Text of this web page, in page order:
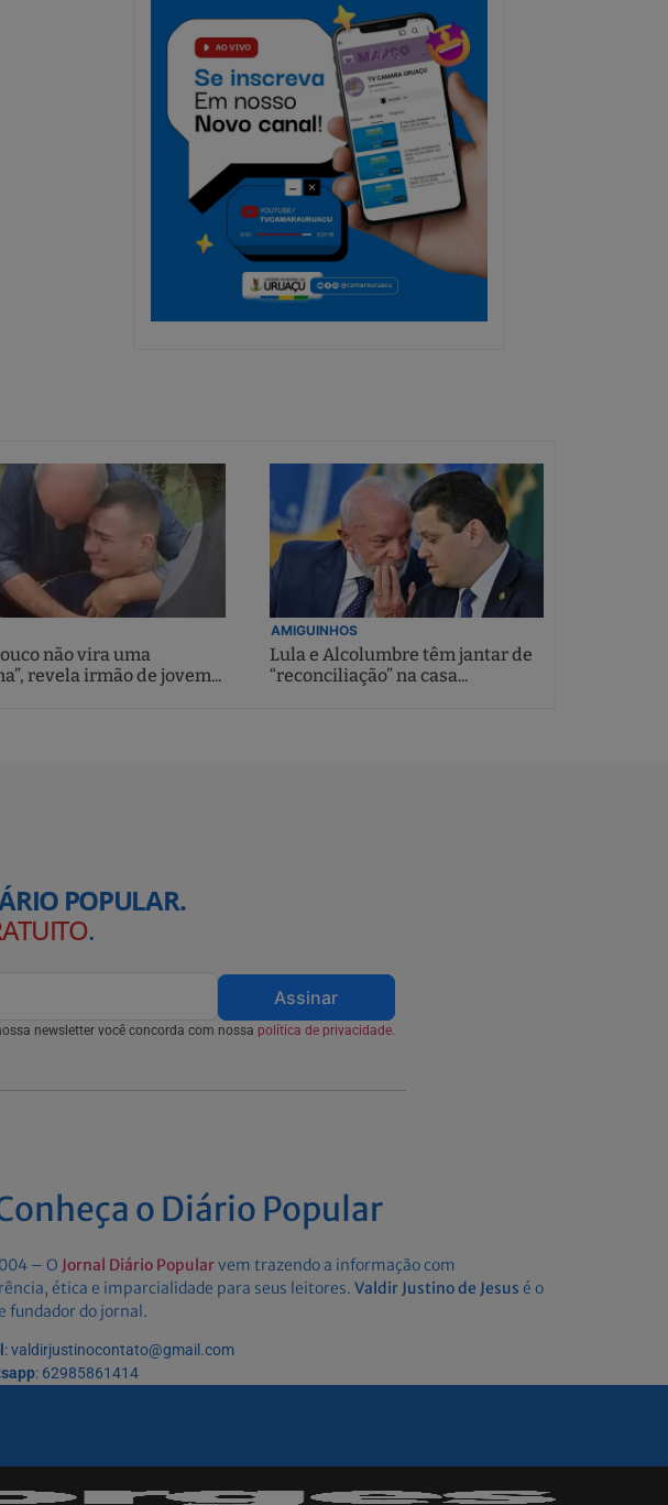
não vira uma
revela irmão de jovem...
AMIGUINHOS
Lula e Alcolumbre têm jantar de
“reconciliação” na casa...
POPULAR.
.
Assinar
newsletter você concorda com nossa política de privacidade.
o Diário Popular
– O Jornal Diário Popularvem trazendo a informação com
ética e imparcialidade para seus leitores. Valdir Justino de Jesus é o
fundador do jornal.
: valdirjustinocontato@gmail.com
: 62985861414